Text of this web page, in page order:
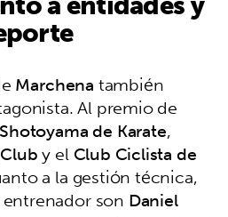
Marchenatambién
Al premio de
Shotoyama de Karate,
y elClub Ciclista de
a la gestión técnica,
son Daniel